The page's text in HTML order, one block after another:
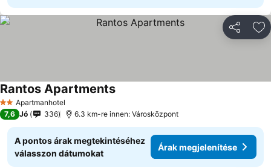
2 Kategória
Apartmanhotel
Rantos Apartments
7,6 Jó 336 6.3 km-re innen: Városközpont
A pontos árak megtekintéséhez
válasszon dátumokat
Árak megjelenítése